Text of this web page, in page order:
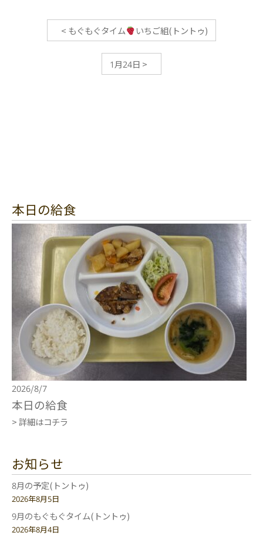
< もぐもぐタイム いちご組(トントゥ)
1月24日 >
本日の給食
2026/8/7
本日の給食
> 詳細はコチラ
お知らせ
8月の予定(トントゥ)
2026年8月5日
9月のもぐもぐタイム(トントゥ)
2026年8月4日